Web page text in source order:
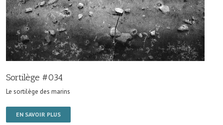
Sortilège #034
Le sortilège des marins
EN SAVOIR PLUS